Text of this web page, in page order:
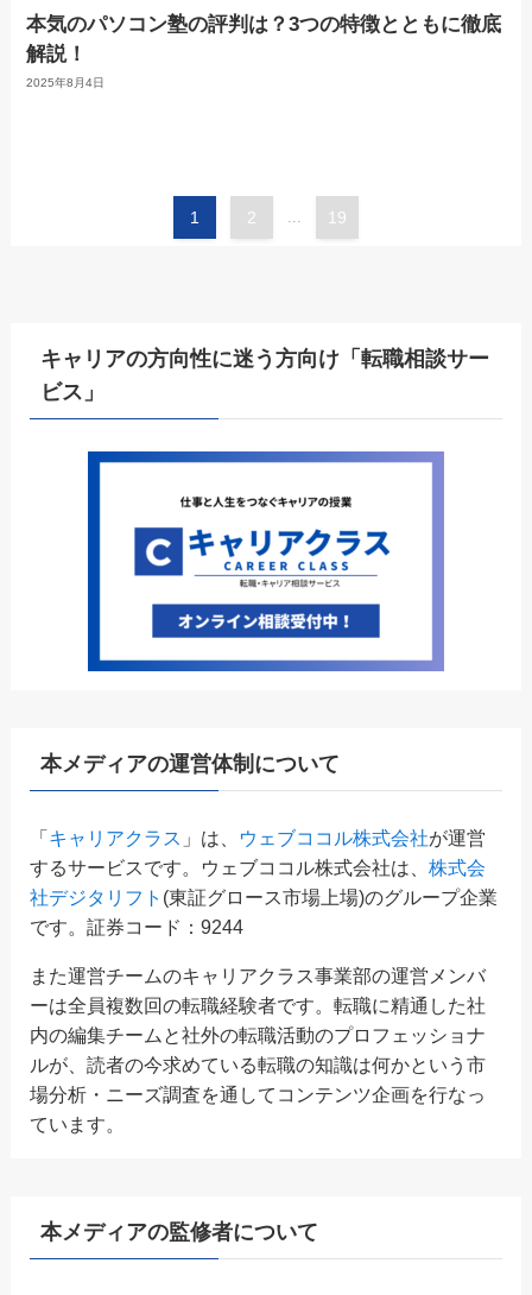
本気のパソコン塾の評判は？3つの特徴とともに徹底
解説！
2025年8月4日
1 2 ... 19
キャリアの方向性に迷う方向け「転職相談サー
ビス」
本メディアの運営体制について
「キャリアクラス 」は、 ウェブココル株式会社が運営
するサービスです。ウェブココル株式会社は、 株式会
社デジタリフト (東証グロース市場上場)のグループ企業
です。証券コード：9244
また運営チームのキャリアクラス事業部の運営メンバ
ーは全員複数回の転職経験者です。転職に精通した社
内の編集チームと社外の転職活動のプロフェッショナ
ルが、読者の今求めている転職の知識は何かという市
場分析・ニーズ調査を通してコンテンツ企画を行なっ
ています。
本メディアの監修者について